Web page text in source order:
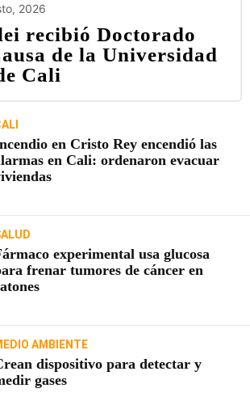
2026
recibió Doctorado
de la Universidad
Cali
en Cristo Rey encendió las
en Cali: ordenaron evacuar
experimental usa glucosa
frenar tumores de cáncer en
AMBIENTE
dispositivo para detectar y
gases